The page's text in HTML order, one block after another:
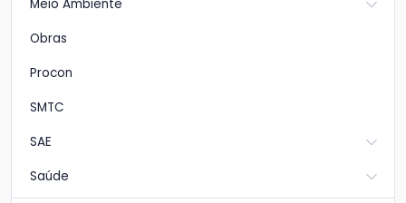
Meio Ambiente
Obras
Procon
SMTC
SAE
Saúde